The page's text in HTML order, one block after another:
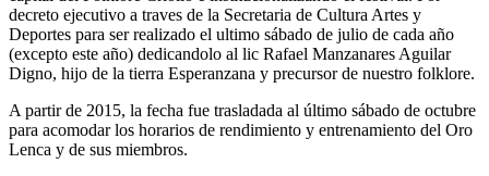
decreto ejecutivo a traves de la Secretaria de Cultura Artes y
Deportes para ser realizado el ultimo sábado de julio de cada año
(excepto este año) dedicandolo al lic Rafael Manzanares Aguilar
Digno, hijo de la tierra Esperanzana y precursor de nuestro folklore.
A partir de 2015, la fecha fue trasladada al último sábado de octubre
para acomodar los horarios de rendimiento y entrenamiento del Oro
Lenca y de sus miembros.